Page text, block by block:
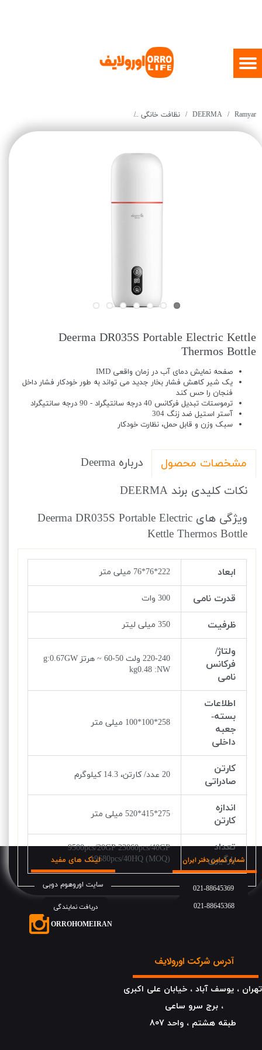
Ramyar
DEERMA نظافت خانگی
Deerma DR035S Portable Electric Kettle
Thermos Bottle
صفحه نمایش دمای آب در زمان واقعی IMD
یک شیر کاهش فشار بخار جدید می تواند به طور خودکار فشار داخل
فنجان را حس کند
ترموستات تبدیل فرکانس 40 درجه سانتیگراد - 90 درجه سانتیگراد
آستر استیل ضد زنگ 304
سبک وزن و قابل حمل، نظارت خودکار
مشخصات محصول
درباره Deerma
نکات کلیدی برند DEERMA
ویژگی های Deerma DR035S Portable Electric
Kettle Thermos Bottle
ابعاد 222*76*76 میلی متر
قدرت نامی 300 وات
ظرفیت 350 میلی لیتر
ولتاژ/
فرکانس
نامی
220-240 ولت 50-60 ~ هرتز g:0.67GW
kg0.48 :NW
اطلاعات
بسته-
جعبه
داخلی
258*100*100 میلی متر
کارتن
صادراتی
20 عدد/ کارتن، 14.3 کیلوگرم
اندازه
کارتن
275*415*520 میلی متر
تعداد
بارگیری
9500pcs/20GP 23060pcs/40GP
19680pcs/40HQ (MOQ)
آدرس شرکت اورولایف
تهران ، یوسف آباد ، خیابان علی اکبری
، برج سرو ساعی
​​​​​​​طبقه هشتم ، واحد 807
شماره تماس دفتر ایران
سایت اوروهوم دوبی
021-88645369
021-88645368
دریافت نمایندگی
لینک های مفید
​​​ORROHOMEIRAN